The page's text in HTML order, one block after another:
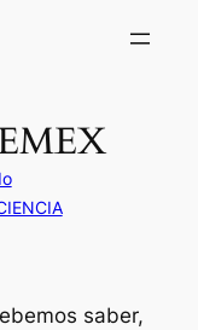
saber,